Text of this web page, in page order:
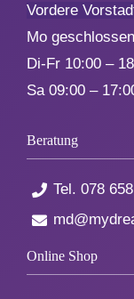
Geburt
Pensionierung
Zum Abschied
Gute
Vordere
Mo geschlossen
Di-Fr 10:00 –
Sa 09:00 –
Beratung
Tel. 078
Online Shop